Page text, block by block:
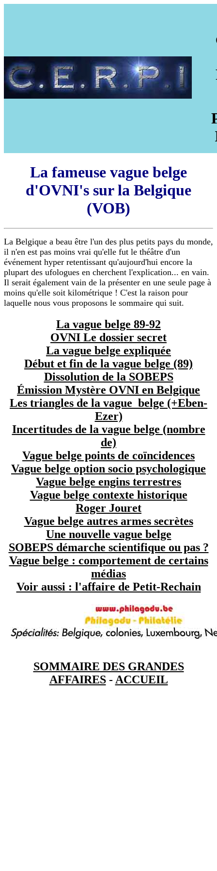
La fameuse vague belge
d'OVNI's sur la Belgique
(VOB)
La Belgique a beau être l'un des plus petits pays du monde,
il n'en est pas moins vrai qu'elle fut le théâtre d'un
événement hyper retentissant qu'aujourd'hui encore la
plupart des ufologues en cherchent l'explication... en vain.
Il serait également vain de la présenter en une seule page à
moins qu'elle soit kilométrique ! C'est la raison pour
laquelle nous vous proposons le sommaire qui suit.
La vague belge 89-92
OVNI Le dossier secret
La vague belge expliquée
Début et fin de la vague belge (89)
Dissolution de la SOBEPS
Émission Mystère OVNI en Belgique
Les triangles de la vague belge (+Eben-
Ezer)
Incertitudes de la vague belge (nombre
de)
Vague belge points de coïncidences
Vague belge option socio psychologique
Vague belge engins terrestres
Vague belge contexte historique
Roger Jouret
Vague belge autres armes secrètes
Une nouvelle vague belge
SOBEPS démarche scientifique ou pas ?
Vague belge : comportement de certains
médias
Voir aussi : l'affaire de Petit-Rechain
SOMMAIRE DES GRANDES
AFFAIRES- ACCUEIL